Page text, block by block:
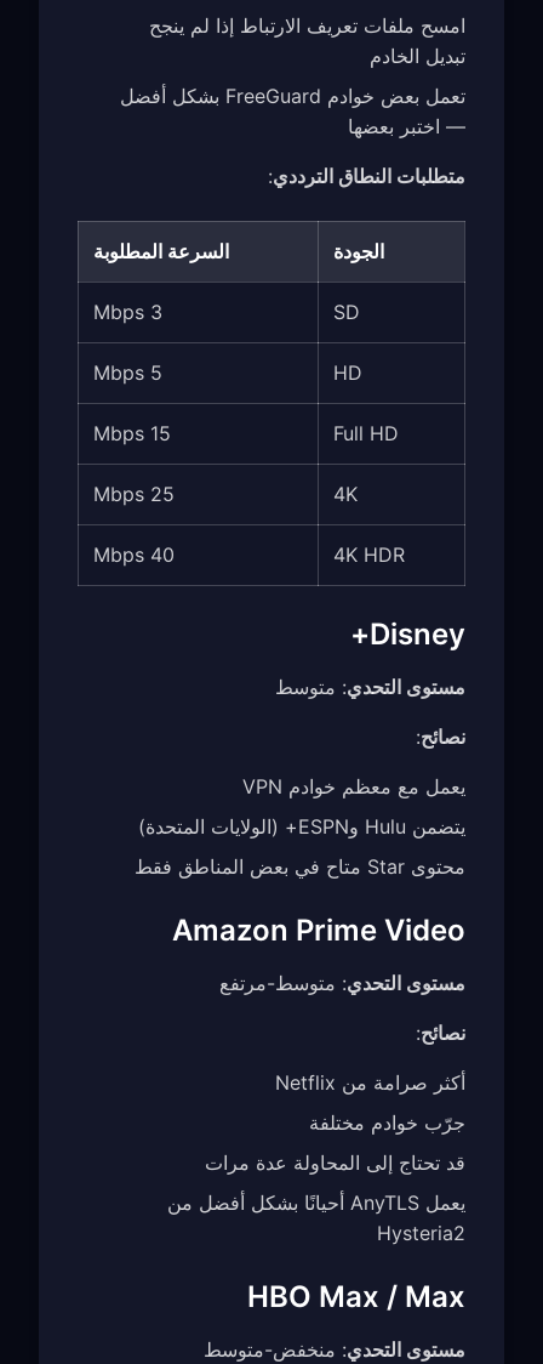
امسح ملفات تعريف الارتباط إذا لم ينجح
تبديل الخادم
تعمل بعض خوادم FreeGuard بشكل أفضل
— اختبر بعضها
متطلبات النطاق الترددي:
الجودة السرعة المطلوبة
SD
3 Mbps
HD
5 Mbps
Full HD
15 Mbps
4K
25 Mbps
4K HDR
40 Mbps
Disney+
مستوى التحدي: متوسط
نصائح:
يعمل مع معظم خوادم VPN
يتضمن Hulu وESPN+ (الولايات المتحدة)
محتوى Star متاح في بعض المناطق فقط
Amazon Prime Video
مستوى التحدي: متوسط-مرتفع
نصائح:
أكثر صرامة من Netflix
جرّب خوادم مختلفة
قد تحتاج إلى المحاولة عدة مرات
يعمل AnyTLS أحيانًا بشكل أفضل من
Hysteria2
HBO Max / Max
مستوى التحدي: منخفض-متوسط